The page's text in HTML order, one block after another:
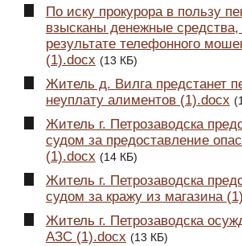
По иску прокурора в пользу
взысканы денежные
результате телефонного
(1).docx (13 КБ)
Житель д. Вилга предстанет
неуплату алиментов (1).docx
Житель г. Петрозаводска
судом за предоставление
(1).docx (14 КБ)
Житель г. Петрозаводска
судом за кражу из магазина
Житель г. Петрозаводска
АЗС (1).docx (13 КБ)